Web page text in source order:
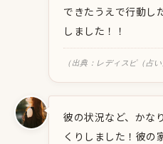
できたうえで行動し
しました！！
（出典：レディスピ（占
彼の状況など、かな
くりしました！彼の